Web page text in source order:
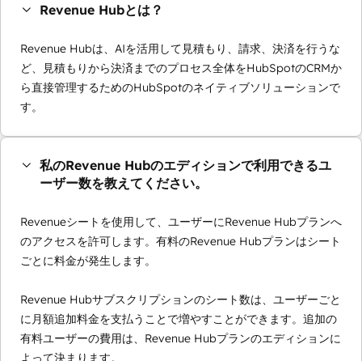
Revenue Hubとは？
Revenue Hubは、AIを活用して見積もり、請求、決済を行うな
ど、見積もりから決済までのプロセス全体をHubSpotのCRMか
ら直接管理するためのHubSpotのネイティブソリューションで
す。
私のRevenue Hubのエディションで利用できるユ
ーザー数を教えてください。
Revenueシートを使用して、ユーザーにRevenue Hubプランへ
のアクセスを許可します。有料のRevenue Hubプランはシート
ごとに料金が発生します。
Revenue Hubサブスクリプションのシート数は、ユーザーごと
に月額追加料金を支払うことで増やすことができます。追加の
有料ユーザーの費用は、Revenue Hubプランのエディションに
よって決まります。